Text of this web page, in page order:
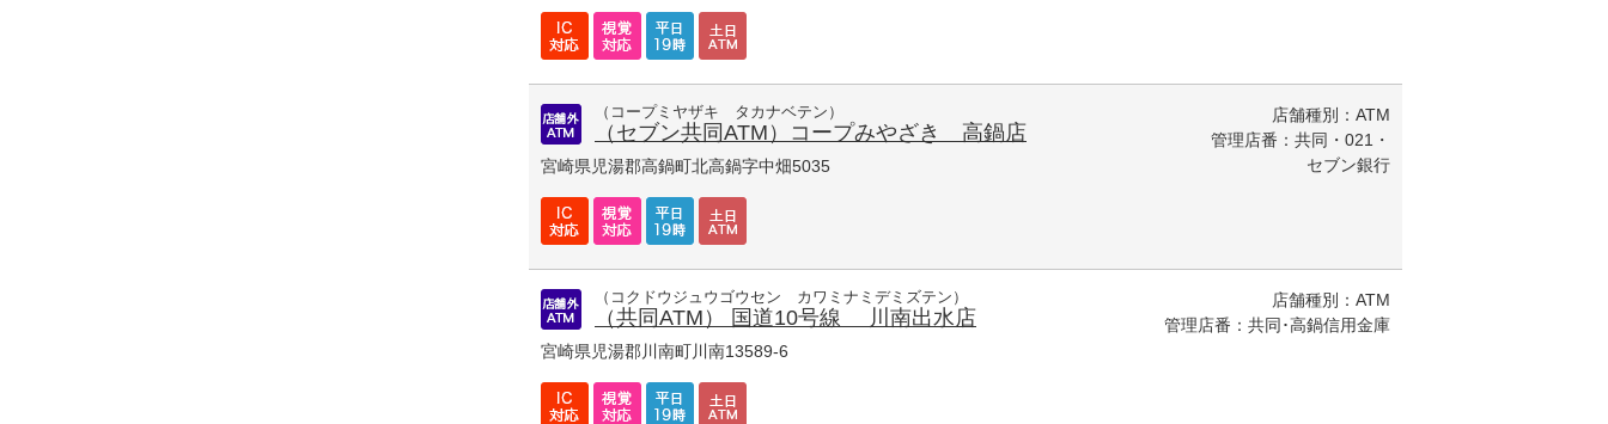
（コープミヤザキ タカナベテン）
（セブン共同ATM）コープみやざき 高鍋店
宮崎県児湯郡高鍋町北高鍋字中畑5035
店舗種別：ATM
管理店番：共同・021・
セブン銀行
（コクドウジュウゴウセン カワミナミデミズテン）
（共同ATM） 国道10号線 川南出水店
宮崎県児湯郡川南町川南13589-6
店舗種別：ATM
管理店番：共同･高鍋信用金庫